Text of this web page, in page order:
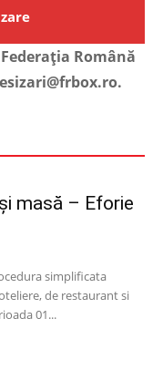
Română
masă – Eforie
simplificata
de restaurant si
01...